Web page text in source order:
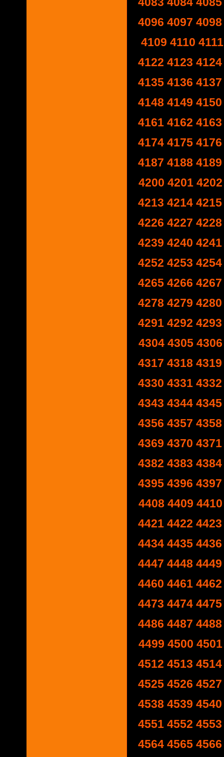
4096 4097 4098
4109 4110 4111
4122 4123 4124
4135 4136 4137
4148 4149 4150
4161 4162 4163
4174 4175 4176
4187 4188 4189
4200 4201 4202
4213 4214 4215
4226 4227 4228
4239 4240 4241
4252 4253 4254
4265 4266 4267
4278 4279 4280
4291 4292 4293
4304 4305 4306
4317 4318 4319
4330 4331 4332
4343 4344 4345
4356 4357 4358
4369 4370 4371
4382 4383 4384
4395 4396 4397
4408 4409 4410
4421 4422 4423
4434 4435 4436
4447 4448 4449
4460 4461 4462
4473 4474 4475
4486 4487 4488
4499 4500 4501
4512 4513 4514
4525 4526 4527
4538 4539 4540
4551 4552 4553
4564 4565 4566